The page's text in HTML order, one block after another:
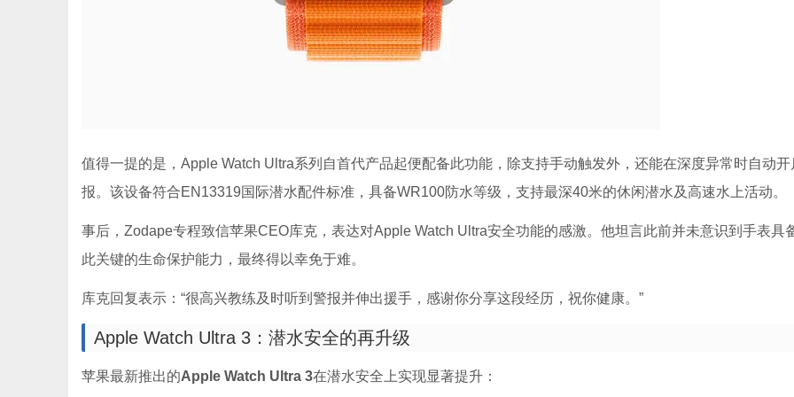
值得一提的是，Apple Watch Ultra系列自首代产品起便配备此功能，除支持手动触发外，还能在深度异常时自动开
报。该设备符合EN13319国际潜水配件标准，具备WR100防水等级，支持最深40米的休闲潜水及高速水上活动。
事后，Zodape专程致信苹果CEO库克，表达对Apple Watch Ultra安全功能的感激。他坦言此前并未意识到手表具
此关键的生命保护能力，最终得以幸免于难。
库克回复表示：“很高兴教练及时听到警报并伸出援手，感谢你分享这段经历，祝你健康。”
Apple Watch Ultra 3：潜水安全的再升级
苹果最新推出的Apple Watch Ultra 3在潜水安全上实现显著提升：